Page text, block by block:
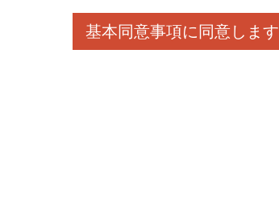
基本同意事項に同意します